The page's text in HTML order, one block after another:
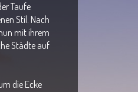
Taufe
Stil. Nach
mit ihrem
Städte auf
die Ecke